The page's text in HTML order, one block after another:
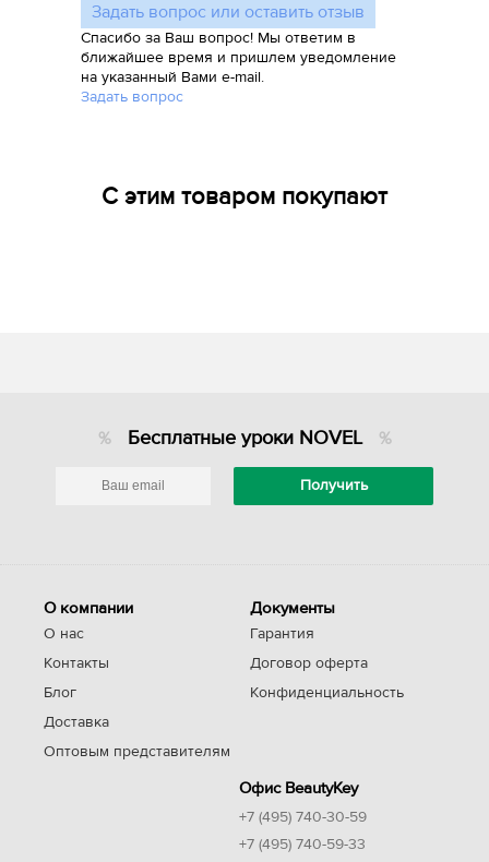
Задать вопрос или оставить отзыв
Спасибо за Ваш вопрос! Мы ответим в
ближайшее время и пришлем уведомление
на указанный Вами e-mail.
Задать вопрос
С этим товаром покупают
Бесплатные уроки NOVEL
О компании
О нас
Контакты
Блог
Доставка
Оптовым представителям
Документы
Гарантия
Договор оферта
Конфиденциальность
Офис BeautyKey
+7 (495) 740-30-59
+7 (495) 740-59-33